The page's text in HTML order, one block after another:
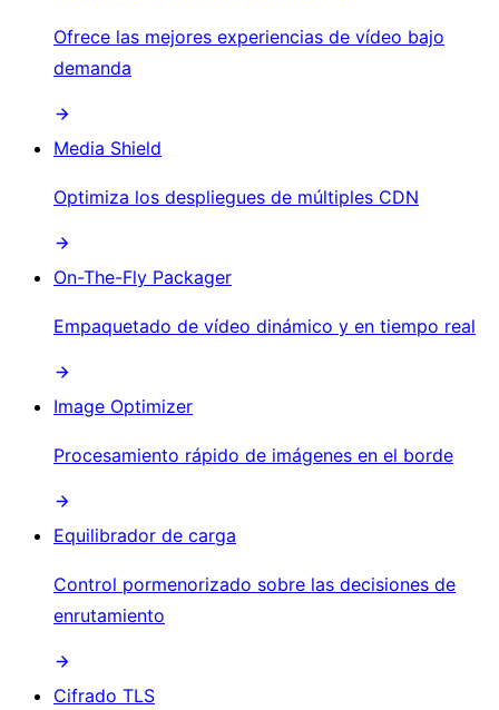
Ofrece las mejores experiencias de vídeo bajo
demanda
Media Shield
Optimiza los despliegues de múltiples CDN
On-The-Fly Packager
Empaquetado de vídeo dinámico y en tiempo real
Image Optimizer
Procesamiento rápido de imágenes en el borde
Equilibrador de carga
Control pormenorizado sobre las decisiones de
enrutamiento
Cifrado TLS